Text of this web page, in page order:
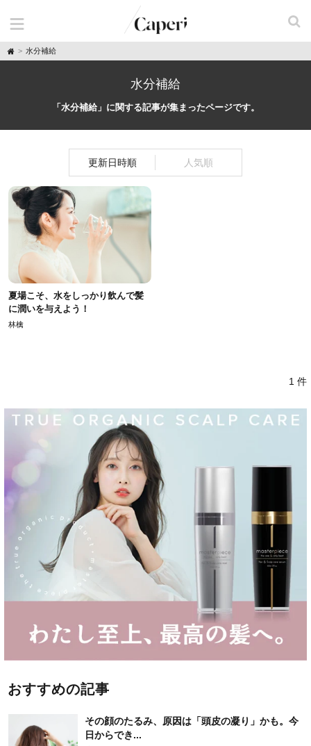
H
o
水分補給
水分補給
「水分補給」に関する記事が集まったページです。
更新日時順 人気順
夏場こそ、水をしっかり飲んで髪
に潤いを与えよう！
林檎
1 件
おすすめの記事
その顔のたるみ、原因は「頭皮の凝り」かも。今
日からでき...